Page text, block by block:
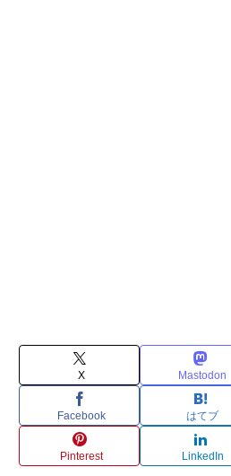
X Mastodon
Facebook はてブ
Pinterest LinkedIn